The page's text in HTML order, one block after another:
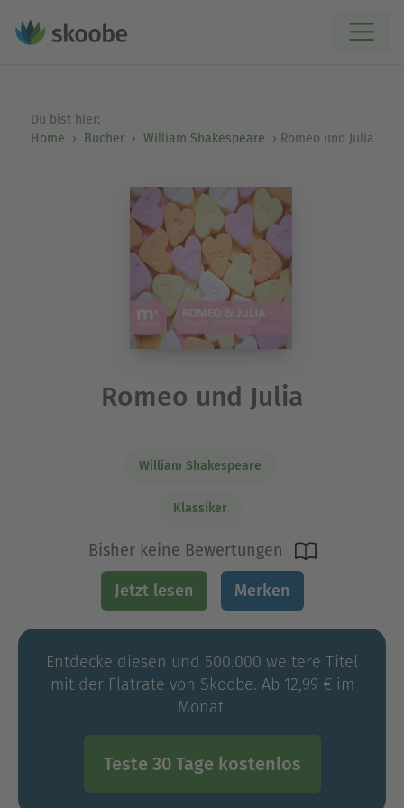
Du bist hier:
Home
Bücher William Shakespeare Romeo und Julia
Romeo und Julia
William Shakespeare
Klassiker
Bisher keine Bewertungen
Jetzt lesen Merken
Entdecke diesen und 500.000 weitere Titel
mit der Flatrate von Skoobe. Ab 12,99 € im
Monat.
Teste 30 Tage kostenlos